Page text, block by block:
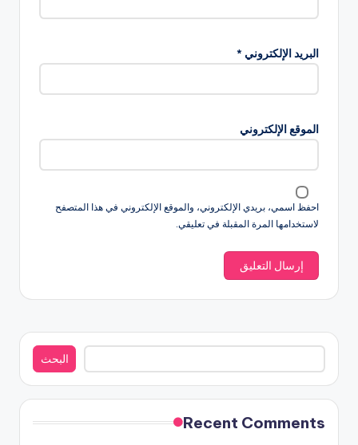
البريد الإلكتروني *
الموقع الإلكتروني
احفظ اسمي، بريدي الإلكتروني، والموقع الإلكتروني في هذا المتصفح
لاستخدامها المرة المقبلة في تعليقي.
البحث
البحث
Recent Comments